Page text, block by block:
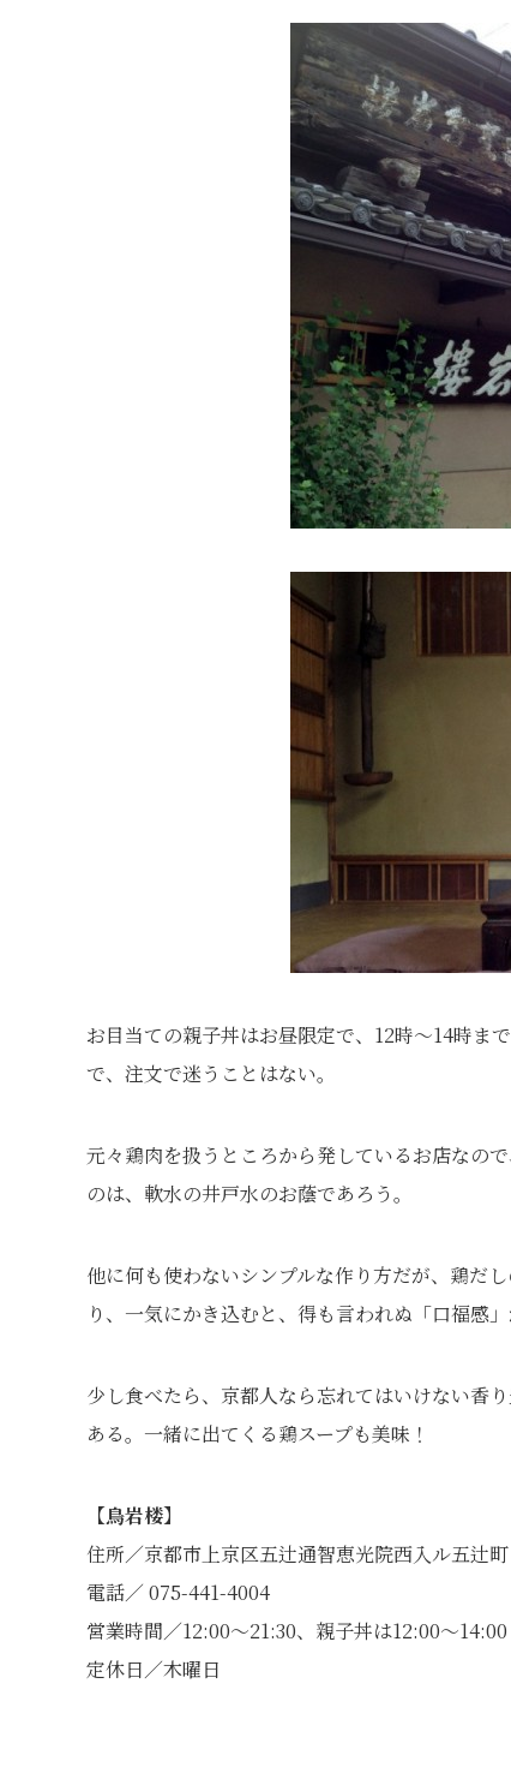
お目当ての親子丼はお昼限定で、12時～14時ま
で、注文で迷うことはない。
元々鶏肉を扱うところから発しているお店なの
のは、軟水の井戸水のお蔭であろう。
他に何も使わないシンプルな作り方だが、鶏だ
り、一気にかき込むと、得も言われぬ「口福感」
少し食べたら、京都人なら忘れてはいけない香
ある。一緒に出てくる鶏スープも美味！
【鳥岩楼】
住所／京都市上京区五辻通智恵光院西入ル五辻町
電話／ 075-441-4004
営業時間／12:00～21:30、親子丼は12:00～14:00
定休日／木曜日